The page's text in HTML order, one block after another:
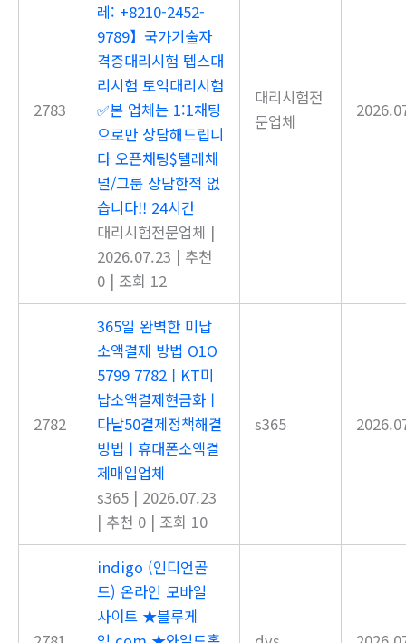
2783
레: +8210-2452-
9789】국가기술자
격증대리시험 텝스대
리시험 토익대리시험
✅본 업체는 1:1채팅
으로만 상담해드립니
다 오픈채팅$텔레채
널/그룹 상담한적 없
습니다!! 24시간
대리시험전문업체 |
2026.07.23 | 추천
0 | 조회 12
대리시험전
문업체
2782
365일 완벽한 미납
소액결제 방법 O1O
5799 7782ㅣKT미
납소액결제현금화ㅣ
다날50결제정책해결
방법ㅣ휴대폰소액결
제매입업체
s365 | 2026.07.23
| 추천 0 | 조회 10
s365
indigo (인디언골
드) 온라인 모바일
사이트 ★블루게